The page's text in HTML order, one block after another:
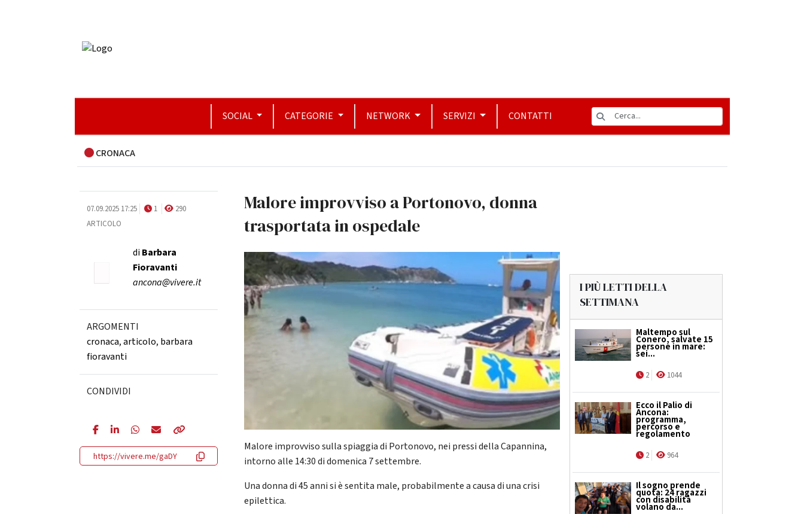
SOCIAL CATEGORIE NETWORK SERVIZI CONTATTI
CRONACA
07.09.2025 17:25 1
290
ARTICOLO
diBarbara
Fioravanti
ancona@vivere.it
ARGOMENTI
cronaca,articolo, barbara
fioravanti
CONDIVIDI
https://vivere.me/gaDY
Malore improvviso a Portonovo, donna
trasportata in ospedale
Malore improvviso sulla spiaggia di Portonovo, nei pressi della Capannina,
intorno alle 14:30 di domenica 7 settembre.
Una donna di 45 anni si è sentita male, probabilmente a causa di una crisi
epilettica.
I PIÙ LETTI DELLA
SETTIMANA
Maltempo sul
Conero, salvate 15
persone in mare:
sei...
2 1044
Ecco il Palio di
Ancona:
programma,
percorso e
regolamento
2 964
Il sogno prende
quota: 24 ragazzi
con disabilità
volano da...